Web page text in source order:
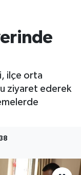
ilçe orta
ziyaret ederek